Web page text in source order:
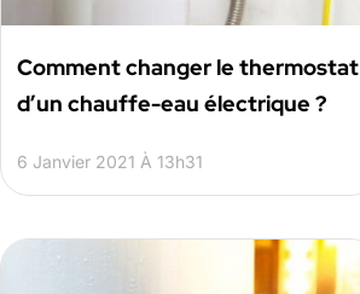
Comment changer le thermostat
d’un chauffe-eau électrique ?
6 Janvier 2021 À 13h31